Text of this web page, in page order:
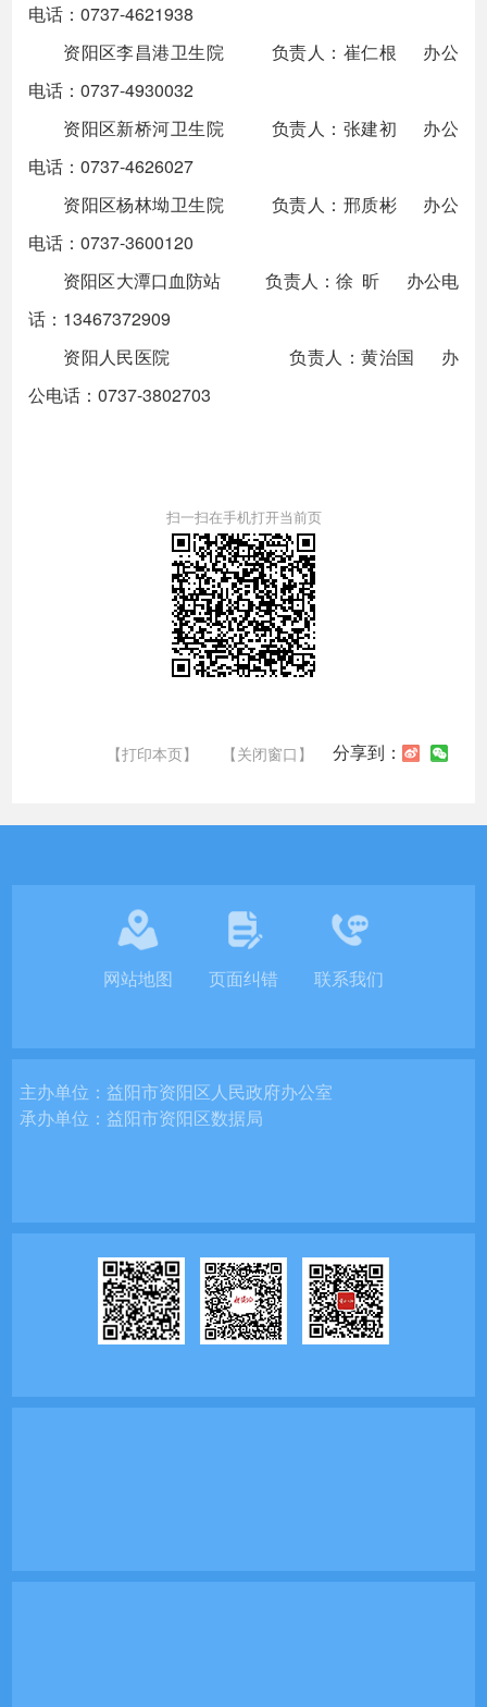
电话：0737-4621938
资阳区李昌港卫生院 负责人：崔仁根 办公
电话：0737-4930032
资阳区新桥河卫生院 负责人：张建初 办公
电话：0737-4626027
资阳区杨林坳卫生院 负责人：邢质彬 办公
电话：0737-3600120
资阳区大潭口血防站 负责人：徐 昕 办公电
话：13467372909
资阳人民医院 负责人：黄治国 办
公电话：0737-3802703
扫一扫在手机打开当前页
【打印本页】 【关闭窗口】 分享到：
网站地图 页面纠错 联系我们
主办单位：益阳市资阳区人民政府办公室
承办单位：益阳市资阳区数据局